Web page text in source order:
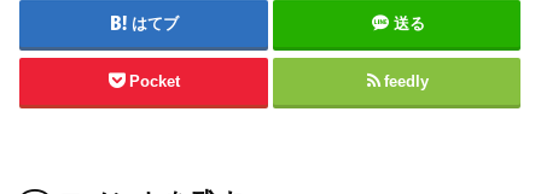
はてブ 送る
Pocket feedly